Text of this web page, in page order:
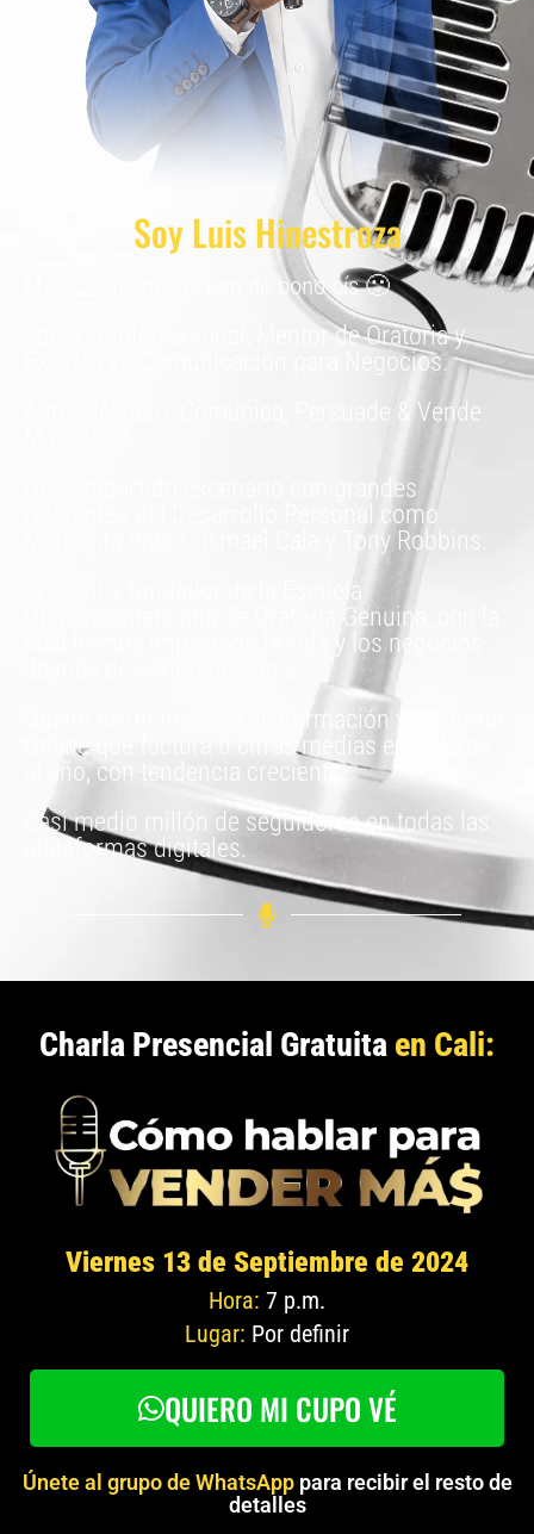
Soy Luis Hinestroza
Más caleño que el pan de bono oís 🙂
Speaker Internacional, Mentor de Oratoria y
Experto en Comunicación para Negocios.
Autor del libro: Comunica, Persuade & Vende
He compartido escenario con grandes
referentes del Desarrollo Personal como
Margarita Pasos, Ismael Cala y Tony Robbins.
Creador y fundador de la Escuela
Hispanoamericana de Oratoria Genuina, con la
cual hemos impactado la vida y los negocios
Dueño de un negocio de Formación y Mentoría
Online que factura 6 cifras medias en dólares
al año, con tendencia creciente.
Casi medio millón de seguidores en todas las
plataformas digitales.
Charla Presencial Gratuita en Cali:
Viernes 13 de Septiembre de 2024
Hora: 7 p.m.
Lugar: Por definir
QUIERO MI CUPO VÉ
Únete al grupo de WhatsApp para recibir el resto de
detalles